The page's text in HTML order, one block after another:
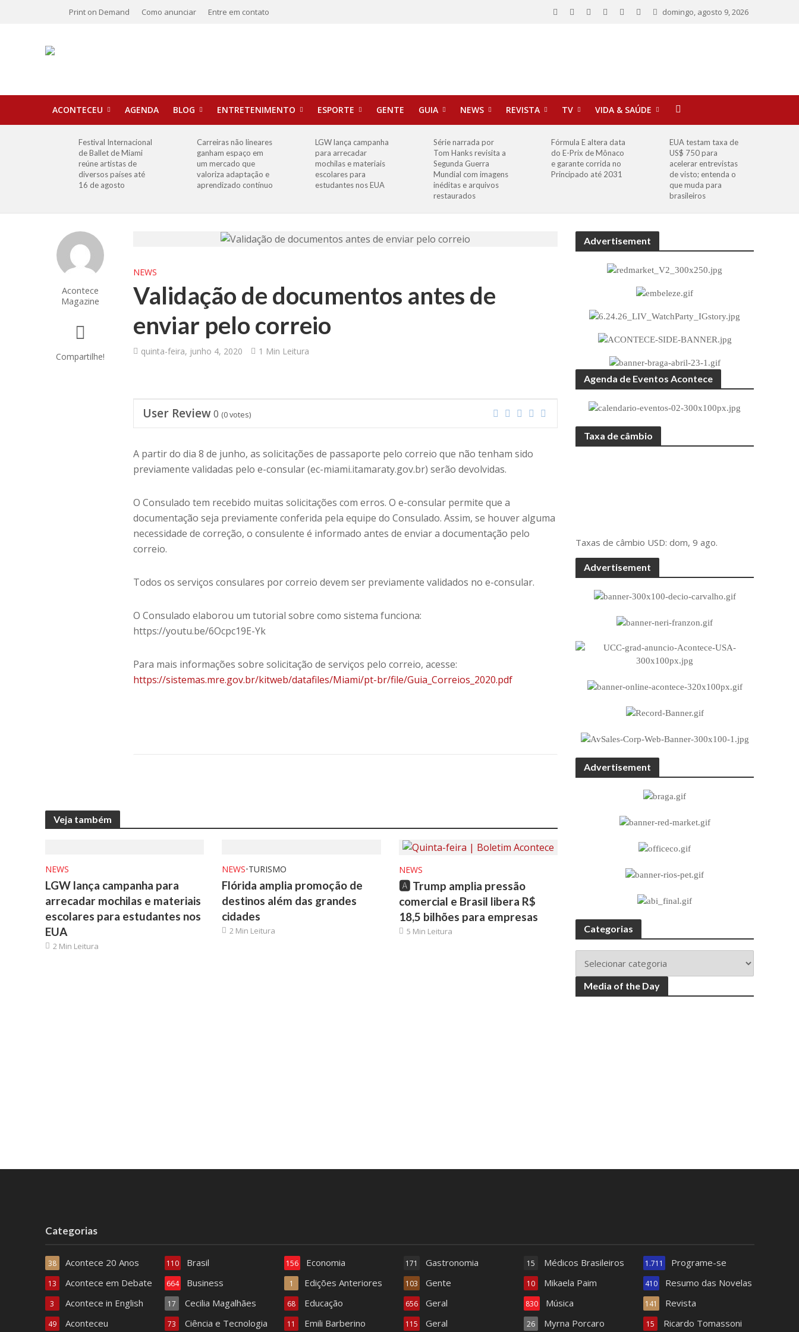
Print on Demand Como anunciar Entre em contato domingo, agosto 9, 2026
ACONTECEU AGENDA BLOG ENTRETENIMENTO ESPORTE GENTE GUIA NEWS REVISTA TV VIDA & SAÚDE
Festival Internacional
de Ballet de Miami
reúne artistas de
diversos países até
16 de agosto
Carreiras não lineares
ganham espaço em
um mercado que
valoriza adaptação e
aprendizado contínuo
LGW lança campanha
para arrecadar
mochilas e materiais
escolares para
estudantes nos EUA
Série narrada por
Tom Hanks revisita a
Segunda Guerra
Mundial com imagens
inéditas e arquivos
restaurados
Fórmula E altera data
do E-Prix de Mônaco
e garante corrida no
Principado até 2031
EUA testam taxa de
US$ 750 para
acelerar entrevistas
de visto; entenda o
que muda para
brasileiros
Acontece
Magazine
Compartilhe!
NEWS
Validação de documentos antes de
enviar pelo correio
quinta-feira, junho 4, 2020 1 Min Leitura
User Review0 (0votes)
A partir do dia 8 de junho, as solicitações de passaporte pelo correio que não tenham sido
previamente validadas pelo e-consular (ec-miami.itamaraty.gov.br) serão devolvidas.
O Consulado tem recebido muitas solicitações com erros. O e-consular permite que a
documentação seja previamente conferida pela equipe do Consulado. Assim, se houver alguma
necessidade de correção, o consulente é informado antes de enviar a documentação pelo
correio.
Todos os serviços consulares por correio devem ser previamente validados no e-consular.
O Consulado elaborou um tutorial sobre como sistema funciona:
https://youtu.be/6Ocpc19E-Yk
Para mais informações sobre solicitação de serviços pelo correio, acesse:
https://sistemas.mre.gov.br/kitweb/datafiles/Miami/pt-br/file/Guia_Correios_2020.pdf
Veja também
NEWS
LGW lança campanha para
arrecadar mochilas e materiais
escolares para estudantes nos
EUA
2 Min Leitura
NEWS•TURISMO
Flórida amplia promoção de
destinos além das grandes
cidades
2 Min Leitura
NEWS
🅰️ Trump amplia pressão
comercial e Brasil libera R$
18,5 bilhões para empresas
5 Min Leitura
Advertisement
Agenda de Eventos Acontece
Taxa de câmbio
Taxas de câmbio USD: dom, 9 ago.
Advertisement
Advertisement
Categorias
Media of the Day
Categorias
Acontece 20 Anos
38
Acontece em Debate
13
Acontece in English
3
Aconteceu
49
Brasil
110
Business
664
Cecilia Magalhães
17
Ciência e Tecnologia
73
Economia
156
Edições Anteriores
1
Educação
68
Emili Barberino
11
Gastronomia
171
Gente
103
Geral
656
Geral
115
Médicos Brasileiros
15
Mikaela Paim
10
Música
830
Myrna Porcaro
26
Programe-se
1.711
Resumo das Novelas
410
Revista
141
Ricardo Tomassoni
15